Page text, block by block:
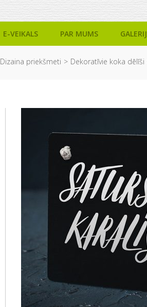
E-VEIKALS PAR MUMS
Dizaina priekšmeti Dekoratīvie koka dēlīši